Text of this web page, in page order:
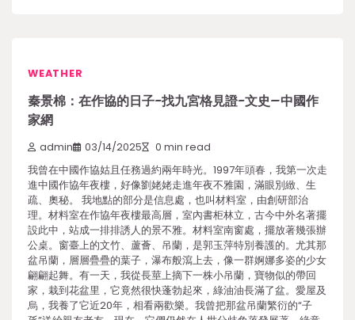
WEATHER
秦景棉：在作協的日子-找九宮格見證-文史–中國作
家網
admin 03/14/2025 0 min read
我曾在中國作協姑且任務過約兩年時光。1997年頭春，我第一次走
進中國作協年夜樓，好像劉姥姥走進年夜不雅園，滿眼別緻、生
疏、奧秘。 我地點的部分是信息處，也叫材料室，由創研部治
理。材料室在作協年夜樓最高層，室內書柜林立，古今中外名著擺
設此中，站成一排排誘人的景不雅。材料室南窗處，擺放著幾張辦
公桌。窗臺上的文竹、蘆薈、吊蘭，是郭玉萍特別養護的。尤其那
盆吊蘭，層層疊疊的葉子，瀑布般瀉上去，像一群婀娜多姿的少女
翩翩起舞。有一天，我從長莖上摘下一株小吊蘭，寶物似的帶回
家，栽到花盆里，它竟然很快蓬勃起來，綠油油長滿了盆。愛屋及
烏，我養了它近20年，相看兩歡樂。我曾把那盆吊蘭繁衍的“子